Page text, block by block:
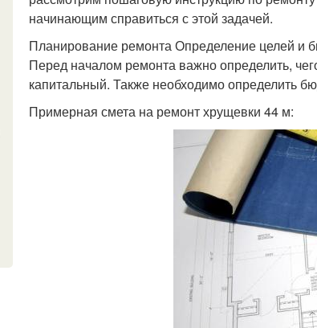
начинающим справиться с этой задачей.
Планирование ремонта Определение целей и
Перед началом ремонта важно определить,
капитальный. Также необходимо определить
Примерная смета на ремонт хрущевки 44 м: